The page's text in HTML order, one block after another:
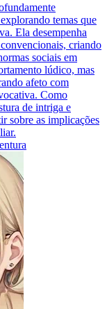
temas que
Ela desempenha
criando
sociais em
lúdico, mas
afeto com
Como
de intriga e
sobre as implicações